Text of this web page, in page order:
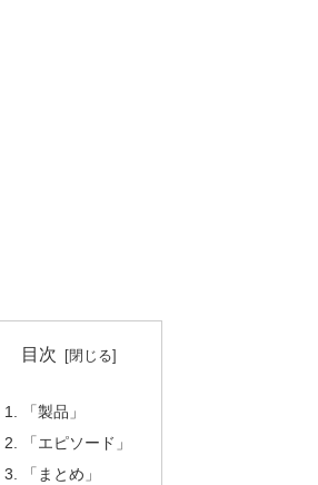
目次
「製品」
「エピソード」
「まとめ」